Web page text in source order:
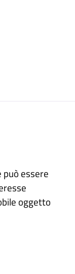
essere
oggetto